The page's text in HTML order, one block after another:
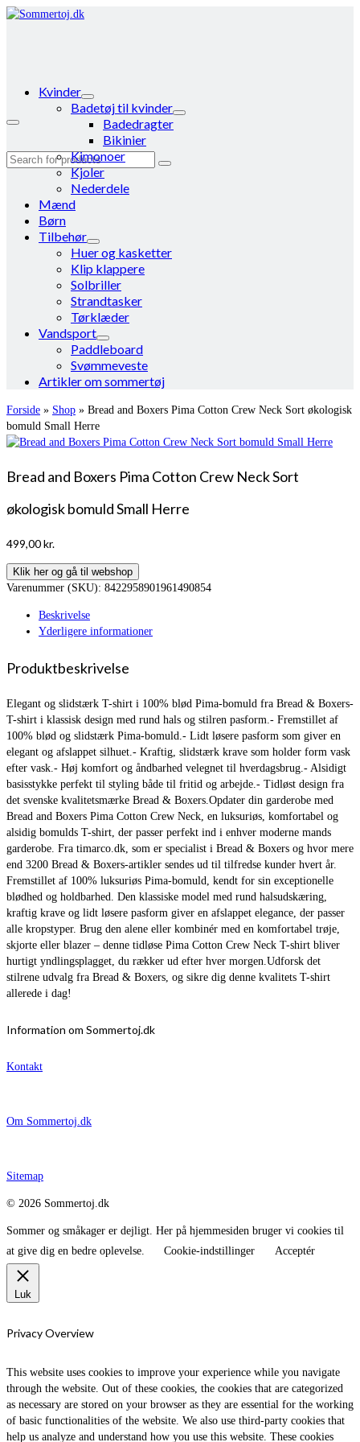
Search
Kvinder
Badetøj til kvinder
Badedragter
Bikinier
Kimonoer
Kjoler
Nederdele
Mænd
Børn
Tilbehør
Huer og kasketter
Klip klappere
Solbriller
Strandtasker
Tørklæder
Vandsport
Paddleboard
Svømmeveste
Artikler om sommertøj
Forside » Shop » Bread and Boxers Pima Cotton Crew Neck Sort økologisk
bomuld Small Herre
Bread and Boxers Pima Cotton Crew Neck Sort
økologisk bomuld Small Herre
499,00kr.
Klik her og gå til webshop
Varenummer (SKU): 8422958901961490854
Beskrivelse
Yderligere informationer
Produktbeskrivelse
Elegant og slidstærk T-shirt i 100% blød Pima-bomuld fra Bread & Boxers-
T-shirt i klassisk design med rund hals og stilren pasform.- Fremstillet af
100% blød og slidstærk Pima-bomuld.- Lidt løsere pasform som giver en
elegant og afslappet silhuet.- Kraftig, slidstærk krave som holder form vask
efter vask.- Høj komfort og åndbarhed velegnet til hverdagsbrug.- Alsidigt
basisstykke perfekt til styling både til fritid og arbejde.- Tidløst design fra
det svenske kvalitetsmærke Bread & Boxers.Opdater din garderobe med
Bread and Boxers Pima Cotton Crew Neck, en luksuriøs, komfortabel og
alsidig bomulds T-shirt, der passer perfekt ind i enhver moderne mands
garderobe. Fra timarco.dk, som er specialist i Bread & Boxers og hvor mere
end 3200 Bread & Boxers-artikler sendes ud til tilfredse kunder hvert år.
Fremstillet af 100% luksuriøs Pima-bomuld, kendt for sin exceptionelle
blødhed og holdbarhed. Den klassiske model med rund halsudskæring,
kraftig krave og lidt løsere pasform giver en afslappet elegance, der passer
alle kropstyper. Brug den alene eller kombinér med en komfortabel trøje,
skjorte eller blazer – denne tidløse Pima Cotton Crew Neck T-shirt bliver
hurtigt yndlingsplagget, du rækker ud efter hver morgen.Udforsk det
stilrene udvalg fra Bread & Boxers, og sikre dig denne kvalitets T-shirt
allerede i dag!
Information om Sommertoj.dk
Kontakt
Om Sommertoj.dk
Sitemap
© 2026 Sommertoj.dk
Sommer og småkager er dejligt. Her på hjemmesiden bruger vi cookies til
at give dig en bedre oplevelse.
Cookie-indstillinger Acceptér
Luk
Privacy Overview
This website uses cookies to improve your experience while you navigate
through the website. Out of these cookies, the cookies that are categorized
as necessary are stored on your browser as they are essential for the working
of basic functionalities of the website. We also use third-party cookies that
help us analyze and understand how you use this website. These cookies